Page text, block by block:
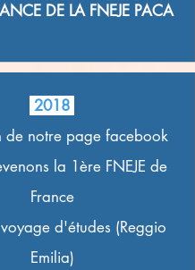
DE LA FNEJE PACA
2018
de notre page facebook
la 1ère FNEJE de
France
d'études (Reggio
Emilia)